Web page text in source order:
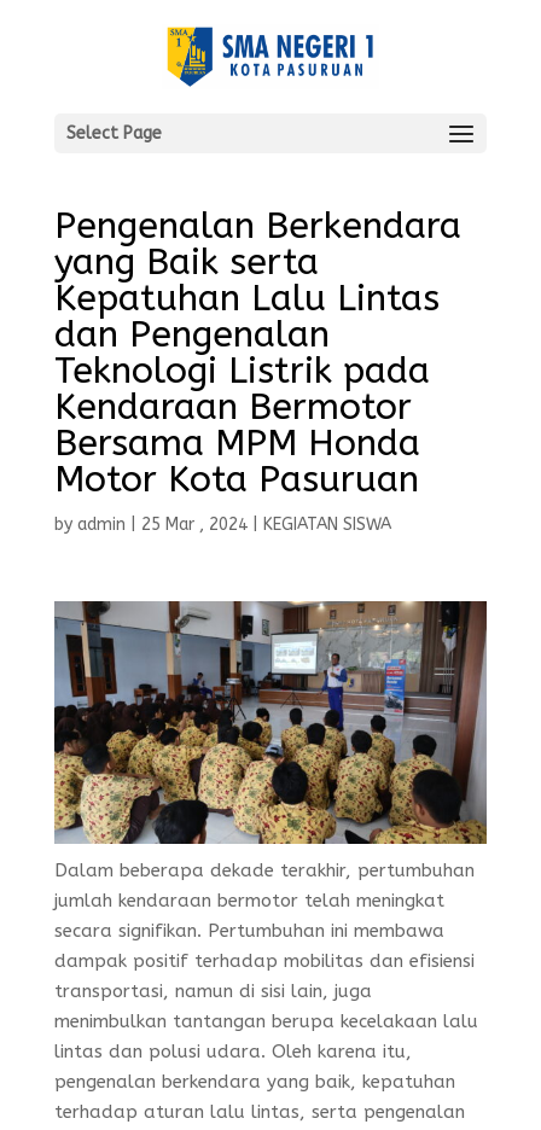
Select Page
Pengenalan Berkendara
yang Baik serta
Kepatuhan Lalu Lintas
dan Pengenalan
Teknologi Listrik pada
Kendaraan Bermotor
Bersama MPM Honda
Motor Kota Pasuruan
by admin 25 Mar , 2024| KEGIATAN SISWA
Dalam beberapa dekade terakhir, pertumbuhan
jumlah kendaraan bermotor telah meningkat
secara signifikan. Pertumbuhan ini membawa
dampak positif terhadap mobilitas dan efisiensi
transportasi, namun di sisi lain, juga
menimbulkan tantangan berupa kecelakaan lalu
lintas dan polusi udara. Oleh karena itu,
pengenalan berkendara yang baik, kepatuhan
terhadap aturan lalu lintas, serta pengenalan